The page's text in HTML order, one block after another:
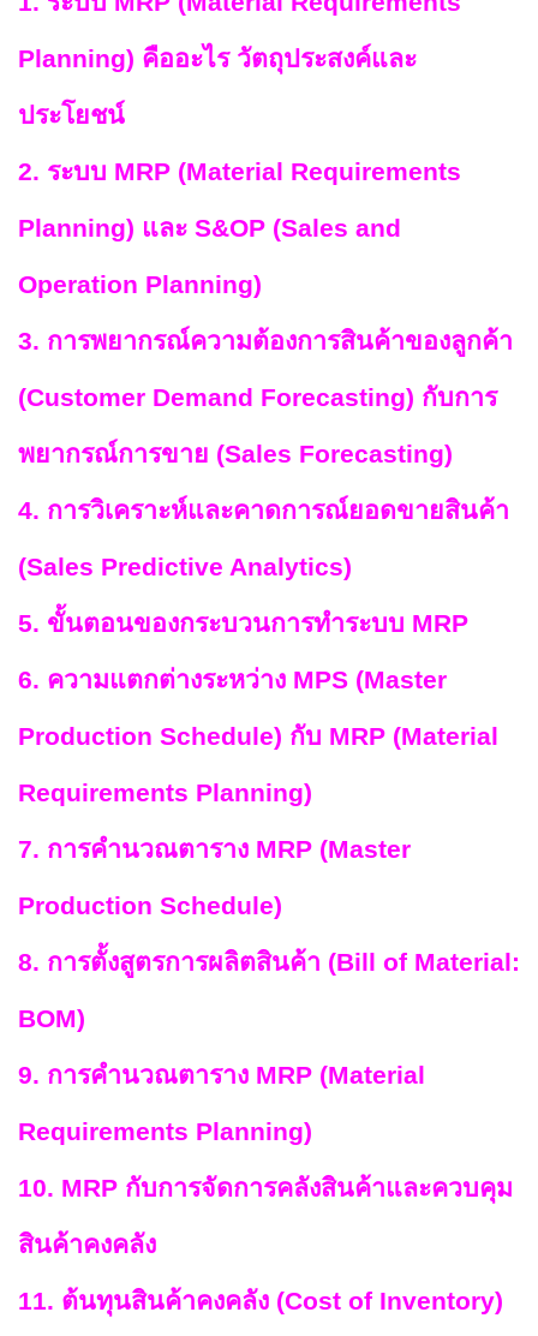
Planning) คืออะไร วัตถุประสงค์และ
ประโยชน์
2. ระบบ MRP (Material Requirements
Planning) และ S&OP (Sales and
Operation Planning)
3. การพยากรณ์ความต้องการสินค้าของลูกค้า
(Customer Demand Forecasting) กับการ
พยากรณ์การขาย (Sales Forecasting)
4. การวิเคราะห์และคาดการณ์ยอดขายสินค้า
(Sales Predictive Analytics)
5. ขั้นตอนของกระบวนการทำระบบ MRP
6. ความแตกต่างระหว่าง MPS (Master
Production Schedule) กับ MRP (Material
Requirements Planning)
7. การคำนวณตาราง MRP (Master
Production Schedule)
8. การตั้งสูตรการผลิตสินค้า (Bill of Material:
BOM)
9. การคำนวณตาราง MRP (Material
Requirements Planning)
10. MRP กับการจัดการคลังสินค้าและควบคุม
สินค้าคงคลัง
11. ต้นทุนสินค้าคงคลัง (Cost of Inventory)